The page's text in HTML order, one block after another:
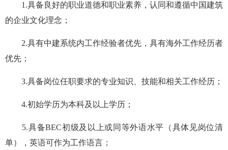
1.具备良好的职业道德和职业素养，认同和遵循中国建筑
的企业文化理念；
2.具有中建系统内工作经验者优先，具有海外工作经历者
优先；
3.具备岗位任职要求的专业知识、技能和相关工作经历；
4.初始学历为本科及以上学历；
5.具备BEC初级及以上或同等外语水平（具体见岗位清
单），英语可作为工作语言；